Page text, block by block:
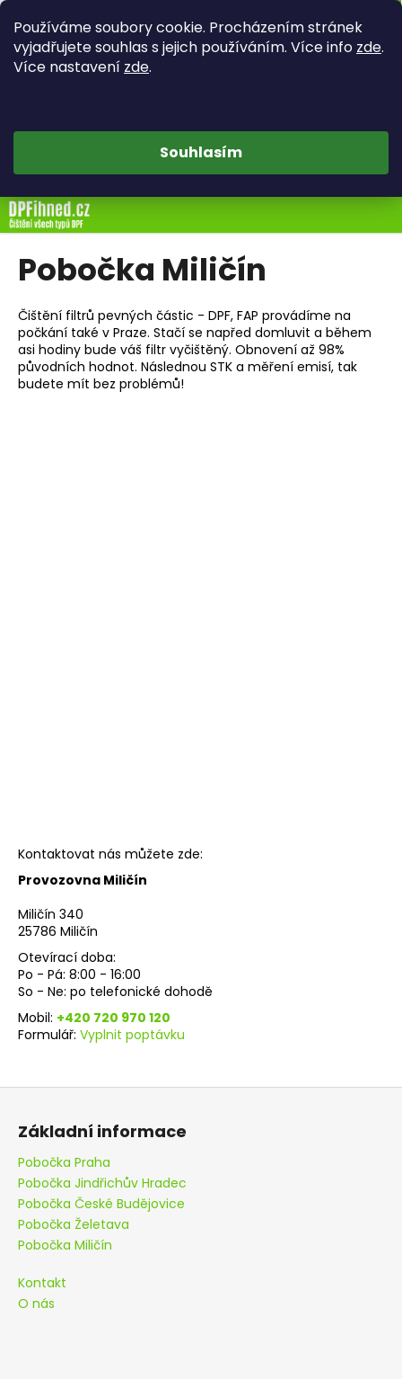
Používáme soubory cookie. Procházením stránek
vyjadřujete souhlas s jejich používáním. Více info zde.
Více nastavení zde.
Souhlasím
Přejít
na
obsah
Hledat
košík
Pobočka Miličín
Čištění filtrů pevných částic - DPF, FAP provádíme na
počkání také v Praze. Stačí se napřed domluvit a během
asi hodiny bude váš filtr vyčištěný. Obnovení až 98%
původních hodnot. Následnou STK a měření emisí, tak
budete mít bez problémů!
Kontaktovat nás můžete zde:
Provozovna Miličín
Miličín 340
25786 Miličín
Otevírací doba:
Po - Pá: 8:00 - 16:00
So - Ne: po telefonické dohodě
Mobil: +420 720 970 120
Formulář: Vyplnit poptávku
K
Zpět
Zpět
o
t
ř
e
b
u
j
e
t
e
j
m
e
ČIŠTĚNÍ
DEMONTOVANÉHO
DPF
FILTRŮ
PEVNÝCH
VOZY
2
990
Kč
Z
Základní informace
Pobočka Praha
Pobočka Jindřichův Hradec
Pobočka České Budějovice
Pobočka Želetava
Pobočka Miličín
Kontakt
O nás